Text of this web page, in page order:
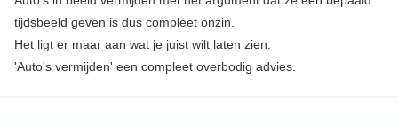
tijdsbeeld geven is dus compleet onzin.
Het ligt er maar aan wat je juist wilt laten zien.
'Auto's vermijden' een compleet overbodig advies.